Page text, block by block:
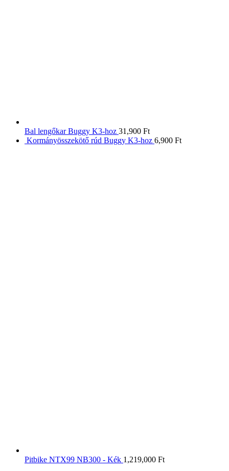
Bal lengőkar Buggy K3-hoz 31,900 Ft
Kormányösszekötő rúd Buggy K3-hoz 6,900 Ft
Pitbike NTX99 NB300 - Kék 1,219,000 Ft